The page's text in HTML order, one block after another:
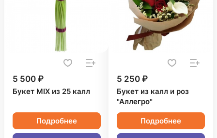
5 500 ₽
Букет MIX из 25 калл
Подробнее
5 250 ₽
Букет из калл и роз
"Аллегро"
Подробнее